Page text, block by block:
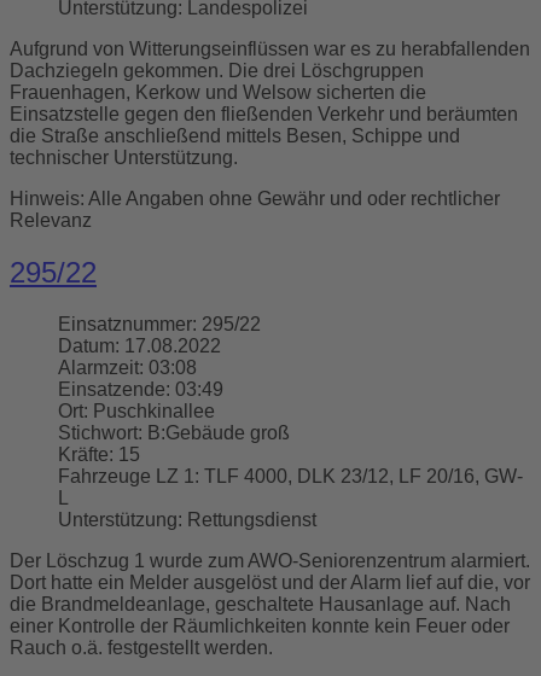
Unterstützung:
Landespolizei
Aufgrund von Witterungseinflüssen war es zu herabfallenden
Dachziegeln gekommen. Die drei Löschgruppen
Frauenhagen, Kerkow und Welsow sicherten die
Einsatzstelle gegen den fließenden Verkehr und beräumten
die Straße anschließend mittels Besen, Schippe und
technischer Unterstützung.
Hinweis: Alle Angaben ohne Gewähr und oder rechtlicher
Relevanz
295/22
Einsatznummer: 295/22
Datum: 17.08.2022
Alarmzeit: 03:08
Einsatzende: 03:49
Ort: Puschkinallee
Stichwort: B:Gebäude groß
Kräfte: 15
Fahrzeuge LZ 1: TLF 4000, DLK 23/12, LF 20/16, GW-
Unterstützung: Rettungsdienst
Der Löschzug 1 wurde zum AWO-Seniorenzentrum alarmiert.
Dort hatte ein Melder ausgelöst und der Alarm lief auf die, vor
die Brandmeldeanlage, geschaltete Hausanlage auf. Nach
einer Kontrolle der Räumlichkeiten konnte kein Feuer oder
Rauch o.ä. festgestellt werden.